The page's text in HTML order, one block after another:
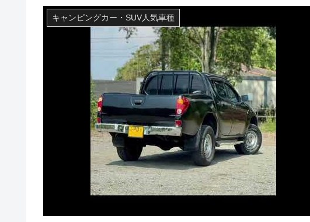
キャンピングカー・SUV人気車種